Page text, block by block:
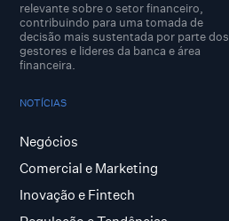
relevante sobre o setor financeiro,
contribuindo para uma tomada de
decisão mais sustentada por parte dos
gestores e lideres da banca e área
financeira.
NOTÍCIAS
Negócios
Comercial e Marketing
Inovação e Fintech